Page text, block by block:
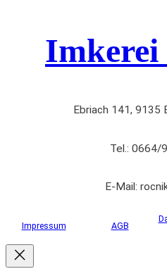
Imkerei
Ebriach 141, 9135
Tel.: 0664/
E-Mail:
Impressum AGB